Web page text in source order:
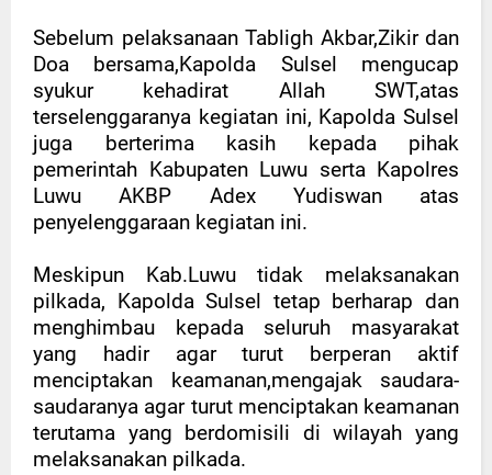
Sebelum pelaksanaan Tabligh Akbar,Zikir dan
Doa bersama,Kapolda Sulsel mengucap
syukur kehadirat Allah SWT,atas
terselenggaranya kegiatan ini, Kapolda Sulsel
juga berterima kasih kepada pihak
pemerintah Kabupaten Luwu serta Kapolres
Luwu AKBP Adex Yudiswan atas
penyelenggaraan kegiatan ini.
Meskipun Kab.Luwu tidak melaksanakan
pilkada, Kapolda Sulsel tetap berharap dan
menghimbau kepada seluruh masyarakat
yang hadir agar turut berperan aktif
menciptakan keamanan,mengajak saudara-
saudaranya agar turut menciptakan keamanan
terutama yang berdomisili di wilayah yang
melaksanakan pilkada.